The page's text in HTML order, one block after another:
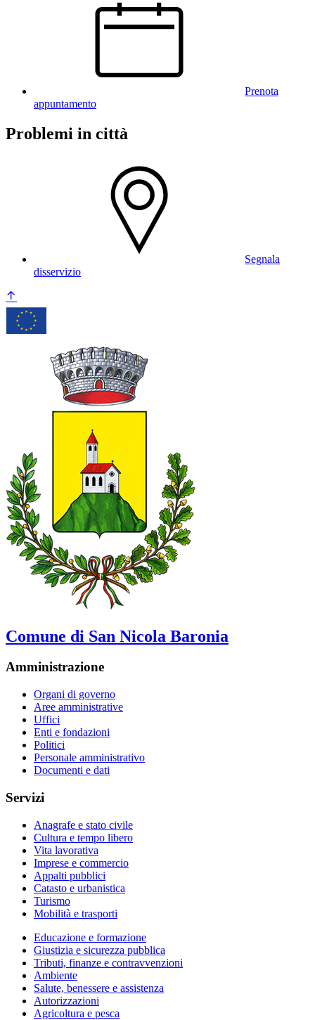
Prenota
appuntamento
Problemi in città
Segnala
disservizio
Comune di San Nicola Baronia
Amministrazione
Organi di governo
Aree amministrative
Uffici
Enti e fondazioni
Politici
Personale amministrativo
Documenti e dati
Servizi
Anagrafe e stato civile
Cultura e tempo libero
Vita lavorativa
Imprese e commercio
Appalti pubblici
Catasto e urbanistica
Turismo
Mobilità e trasporti
Educazione e formazione
Giustizia e sicurezza pubblica
Tributi, finanze e contravvenzioni
Ambiente
Salute, benessere e assistenza
Autorizzazioni
Agricoltura e pesca